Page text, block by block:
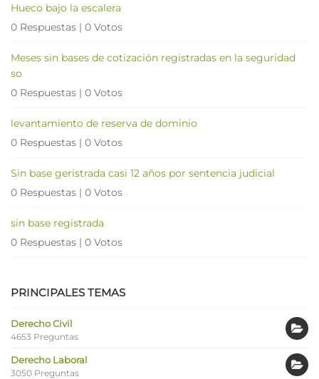
Hueco bajo la escalera
0 Respuestas | 0 Votos
Meses sin bases de cotización registradas en la seguridad
so
0 Respuestas | 0 Votos
levantamiento de reserva de dominio
0 Respuestas | 0 Votos
Sin base geristrada casi 12 años por sentencia judicial
0 Respuestas | 0 Votos
sin base registrada
0 Respuestas | 0 Votos
PRINCIPALES TEMAS
Derecho Civil
4653 Preguntas
Derecho Laboral
3050 Preguntas